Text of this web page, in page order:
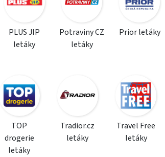
PLUS JIP
letáky
Potraviny CZ
letáky
Prior letáky
TOP
drogerie
letáky
Tradior.cz
letáky
Travel Free
letáky